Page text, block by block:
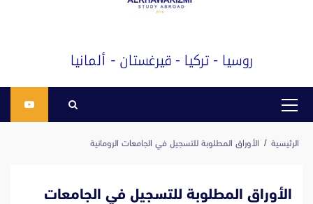
القائمة
الرئيسية الأوراق المطلوبة للتسجيل في الجامعات الرومانية
الأوراق المطلوبة للتسجيل في الجامعات